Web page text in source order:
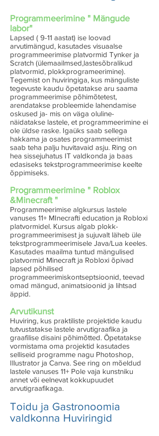
Programmeerimine " Mängude
labor"
Lapsed ( 9-11 aastat) ise loovad
arvutimängud, kasutades visuaalse
programmeerimise platvormid Tynker ja
Scratch (ülemaailmsed,lastesõbralikud
platvormid, plokkprogrameerimine).
Tegemist on huviringiga, kus mänguliste
tegevuste kaudu õpetatakse aru saama
programmeerimise põhimõtetest,
arendatakse probleemide lahendamise
oskused ja- mis on väga oluline-
näidatakse lastele, et programmeerimine ei
ole üldse raske. Igaüks saab sellega
hakkama ja osates programmeerimist
saab teha palju huvitavaid asju. Ring on
hea sissejuhatus IT valdkonda ja baas
edasiseks tekstprogrammeerimise keelte
õppimiseks.
Programmeerimine " Roblox
&Minecraft "
Programmeerimise algkursus lastele
vanuses 11+ MInecrafti education ja Robloxi
platvormidel. Kursus algab plokk-
programmeerimisest ja sujuvalt läheb üle
tekstprogrammeerimisele Java/Lua keeles.
Kasutades maailma tuntud mängulised
platvormid Minecraft ja Robloxi õpivad
lapsed põhilised
programmeerimiskontseptsioonid, teevad
omad mängud, animatsioonid ja lihtsad
äppid.
Arvutikunst
Huviring, kus praktiliste projektide kaudu
tutvustatakse lastele arvutigraafika ja
graafilise disaini põhimõtted. Õpetatakse
vormistama oma projektid kasutades
selliseid programme nagu Photoshop,
Illustrator ja Canva. See ring on mõeldud
lastele vanuses 11+ Pole vaja kunstniku
annet või eelnevat kokkupuudet
arvutigraafikaga.
Toidu ja Gastronoomia
valdkonna Huviringid